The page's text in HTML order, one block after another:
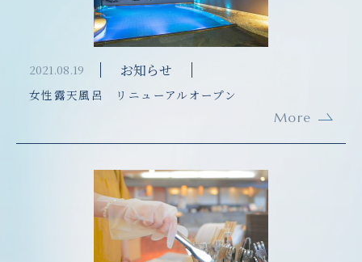
2021.08.19 お知らせ
女性露天風呂 リニューアルオープン
More